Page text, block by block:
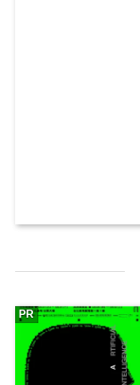
PR